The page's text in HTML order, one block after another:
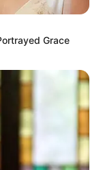
a DK
részeként az
ma egy
Grace